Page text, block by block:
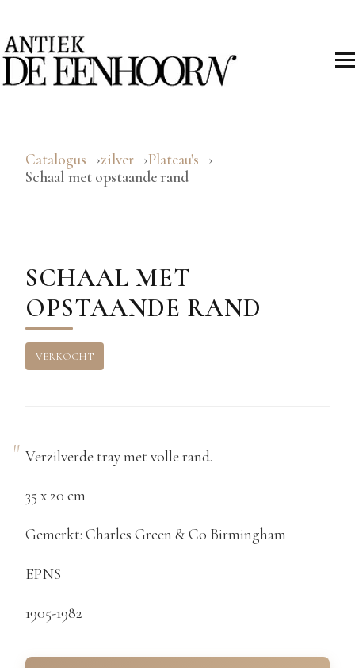
Catalogus zilver
Plateau's
Schaal met opstaande rand
SCHAAL MET
OPSTAANDE RAND
VERKOCHT
Verzilverde tray met volle rand.
35 x 20 cm
Gemerkt: Charles Green & Co Birmingham
EPNS
1905-1982